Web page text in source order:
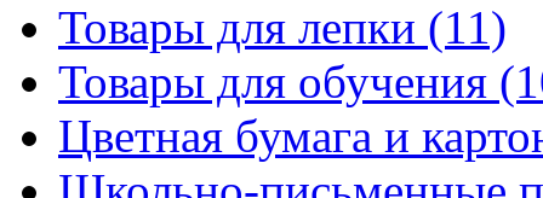
Товары для лепки (11)
Товары для обучения
Цветная бумага и